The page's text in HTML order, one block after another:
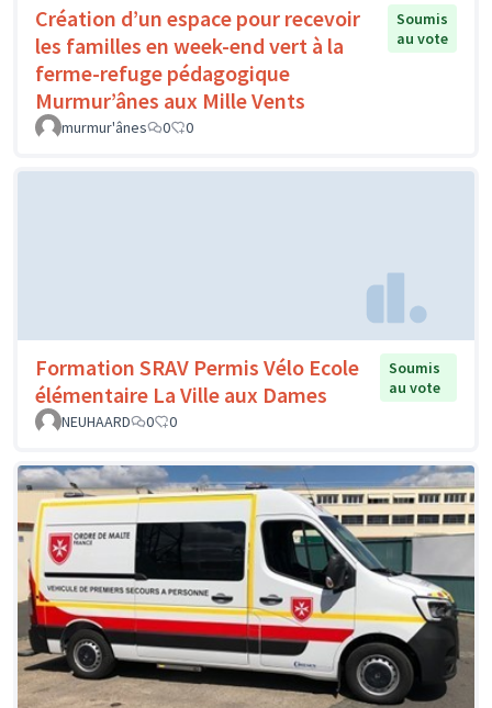
Création d’un espace pour recevoir
les familles en week-end vert à la
ferme-refuge pédagogique
Murmur’ânes aux Mille Vents
Soumis
au vote
murmur'ânes 0 0
Formation SRAV Permis Vélo Ecole
élémentaire La Ville aux Dames
Soumis
au vote
NEUHAARD
0 0